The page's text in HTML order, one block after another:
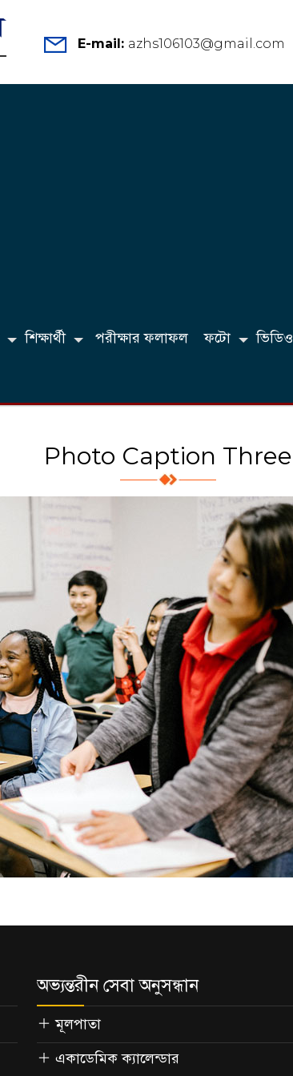
E-mail: azhs106103@gmail.com
শিক্ষার্থী পরীক্ষার ফলাফল ফটো ভিডিও
Photo Caption Three
অভ্যন্তরীন সেবা অনুসন্ধান
মূলপাতা
একাডেমিক ক্যালেন্ডার